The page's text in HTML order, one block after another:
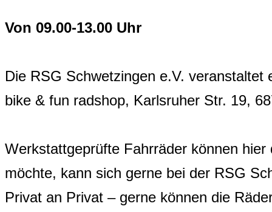
Von 09.00-13.00 Uhr
Die RSG Schwetzingen e.V.
bike & fun radshop, Karlsruher Str. 19,
Werkstattgeprüfte Fahrräder können
möchte, kann sich gerne bei der RSG
Privat an Privat – gerne können die